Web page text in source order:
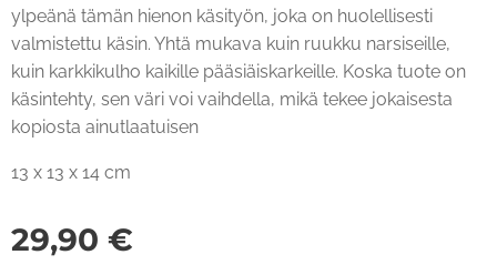
ylpeänä tämän hienon käsityön, joka on huolellisesti
valmistettu käsin. Yhtä mukava kuin ruukku narsiseille,
kuin karkkikulho kaikille pääsiäiskarkeille. Koska tuote on
käsintehty, sen väri voi vaihdella, mikä tekee jokaisesta
kopiosta ainutlaatuisen
13 x 13 x 14 cm
29,90 €